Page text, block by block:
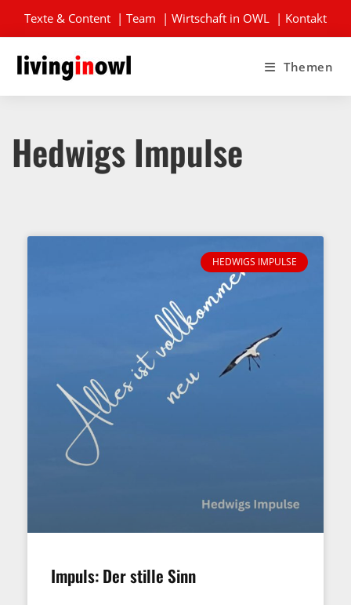
Texte & Content | Team | Wirtschaft in OWL | Kontakt
Themen
Hedwigs Impulse
HEDWIGS IMPULSE
Impuls: Der stille Sinn